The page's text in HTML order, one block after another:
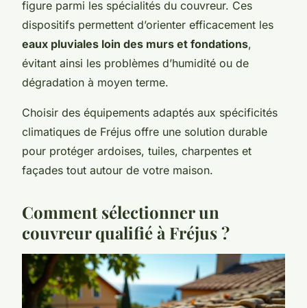
figure parmi les spécialités du couvreur. Ces
dispositifs permettent d’orienter efficacement les
eaux pluviales loin des murs et fondations,
évitant ainsi les problèmes d’humidité ou de
dégradation à moyen terme.
Choisir des équipements adaptés aux spécificités
climatiques de Fréjus offre une solution durable
pour protéger ardoises, tuiles, charpentes et
façades tout autour de votre maison.
Comment sélectionner un
couvreur qualifié à Fréjus ?